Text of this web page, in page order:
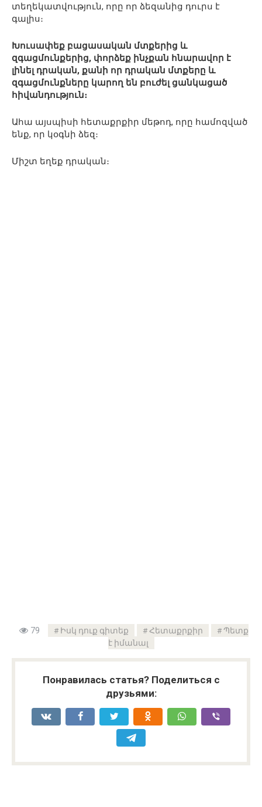
տեղեկատվություն, որը որ ձեզանից դուրս է
գալիս։
Խուսափեք բացասական մտքերից և
զգացմունքերից, փորձեք ինչքան հնարավոր է
լինել դրական, քանի որ դրական մտքերը և
զգացմունքները կարող են բուժել ցանկացած
հիվանդություն։
Ահա այսպիսի հետաքրքիր մեթոդ, որը համոզված
ենք, որ կօգնի ձեզ։
Միշտ եղեք դրական։
79 Իսկ դուք գիտեք Հետաքրքիր
Պետք
է իմանալ
Понравилась статья? Поделиться с
друзьями: